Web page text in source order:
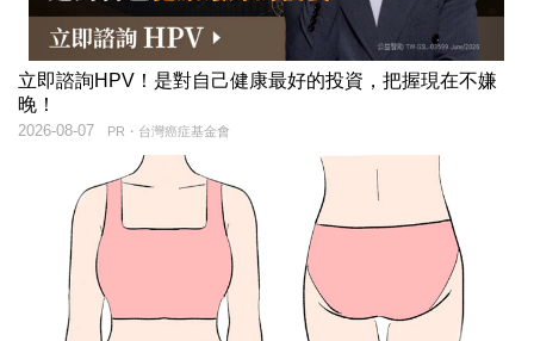
立即諮詢HPV！是對自己健康最好的投資，把握現在不嫌
晚！
PR・台灣癌症基金會
2026-08-07